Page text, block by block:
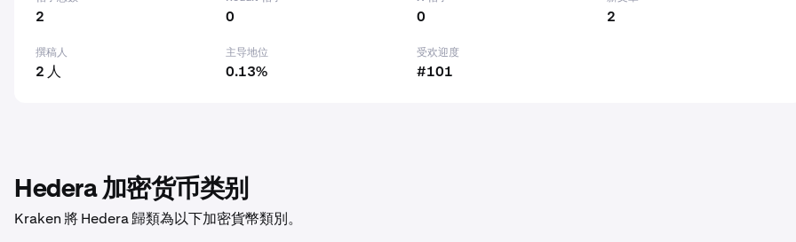
2 0 0 2
撰稿人
2 人
主导地位
0.13%
受欢迎度
#101
Hedera 加密货币类别
Kraken 將 Hedera 歸類為以下加密貨幣類別。